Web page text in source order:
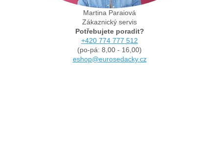
Martina Paraiová
Zákaznický servis
Potřebujete poradit?
+420 774 777 512
(po-pá: 8,00 - 16,00)
eshop@eurosedacky.cz